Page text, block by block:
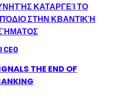
ΚΑΤΑΡΓΕΊ ΤΟ
ΣΤΗΝ ΚΒΑΝΤΙΚΉ
THE END OF